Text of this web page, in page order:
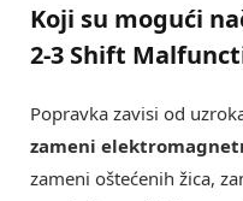
Koji su mogući
2-3 Shift
Popravka zavisi od
zameni
zameni oštećenih žica,